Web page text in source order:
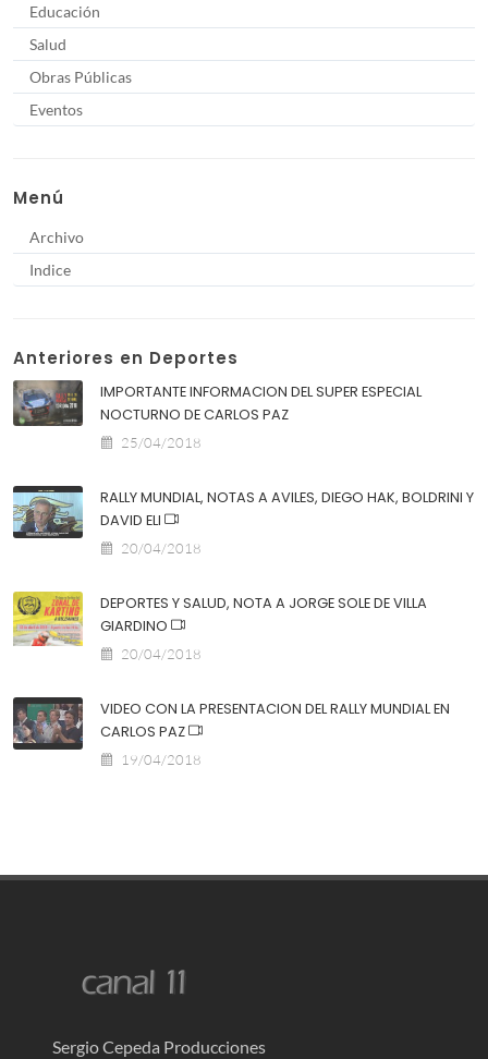
Educación
Salud
Obras Públicas
Eventos
Menú
Archivo
Indice
Anteriores en Deportes
IMPORTANTE INFORMACION DEL SUPER ESPECIAL
NOCTURNO DE CARLOS PAZ
25/04/2018
RALLY MUNDIAL, NOTAS A AVILES, DIEGO HAK, BOLDRINI Y
DAVID ELI
20/04/2018
DEPORTES Y SALUD, NOTA A JORGE SOLE DE VILLA
GIARDINO
20/04/2018
VIDEO CON LA PRESENTACION DEL RALLY MUNDIAL EN
CARLOS PAZ
19/04/2018
Sergio Cepeda Producciones